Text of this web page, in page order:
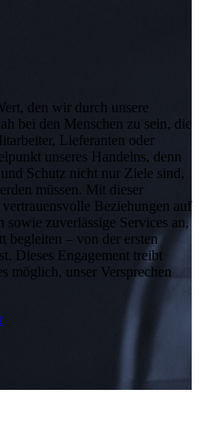
den wir durch unsere
bei den Menschen zu sein, die
Lieferanten oder
unseres Handelns, denn
Schutz nicht nur Ziele sind,
müssen. Mit dieser
Beziehungen auf
zuverlässige Services an,
begleiten – von der ersten
Dieses Engagement treibt
möglich, unser Versprechen